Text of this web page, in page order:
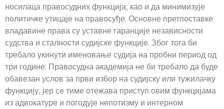
носилаца правосудних функција, као и да минимизује
политичке утицаје на правосуђе. Основне претпоставке
владавине права су уставне гаранције независности
судства и сталности судијске функције. Због тога би
требало укинути именовање судија на пробни период од
три године. Правосудна академија не би требало да буде
обавезан услов за први избор на судијску или тужилачку
функцију, јер се тиме отежава приступ овим функцијама
из адвокатуре и погодује непотизму и интерном